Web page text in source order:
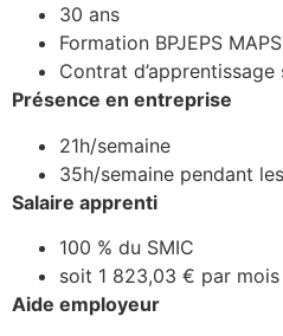
30 ans
Formation BPJEPS
Contrat d’apprentissage
Présence en entreprise
21h/semaine
35h/semaine pendant
Salaire apprenti
100 % du SMIC
soit 1 823,03 € par mois
Aide employeur